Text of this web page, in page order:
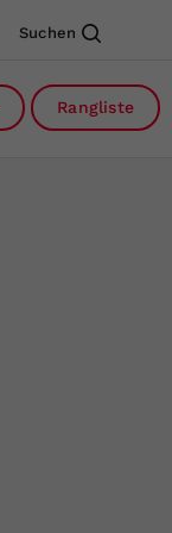
Suchen
Rangliste